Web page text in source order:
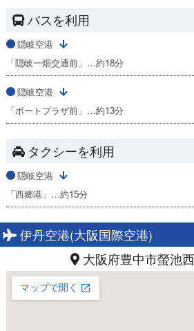
バスを利用
隠岐空港
「隠岐一畑交通前」…約18分
隠岐空港
「ポートプラザ前」…約13分
タクシーを利用
隠岐空港
「西郷港」…約15分
伊丹空港(大阪国際空港)
大阪府豊中市螢池